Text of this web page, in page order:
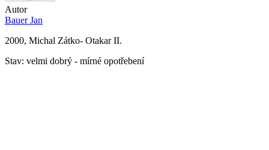
Autor
Bauer Jan
2000, Michal Zátko- Otakar II.
Stav: velmi dobrý - mírné opotřebení